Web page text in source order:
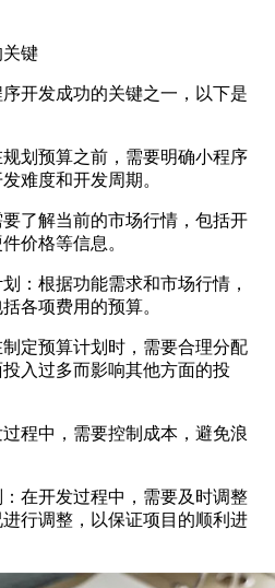
键
发成功的关键之一，以下是
划预算之前，需要明确小程序
难度和开发周期。
了解当前的市场行情，包括开
价格等信息。
根据功能需求和市场行情，
各项费用的预算。
定预算计划时，需要合理分配
入过多而影响其他方面的投
中，需要控制成本，避免浪
在开发过程中，需要及时调整
行调整，以保证项目的顺利进